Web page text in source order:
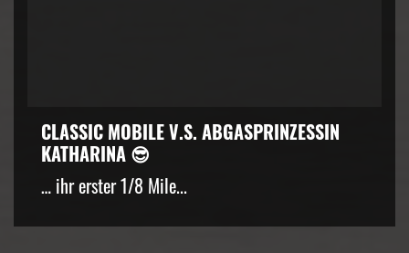
CLASSIC MOBILE V.S. ABGASPRINZESSIN
KATHARINA 😎
… ihr erster 1/8 Mile...